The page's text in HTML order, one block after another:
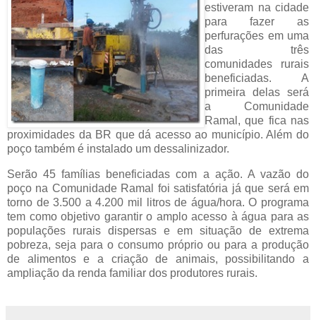
estiveram na cidade
para fazer as
perfurações em uma
das três
comunidades rurais
beneficiadas. A
primeira delas será
a Comunidade
Ramal, que fica nas
proximidades da BR que dá acesso ao município. Além do
poço também é instalado um dessalinizador.
Serão 45 famílias beneficiadas com a ação. A vazão do
poço na Comunidade Ramal foi satisfatória já que será em
torno de 3.500 a 4.200 mil litros de água/hora. O programa
tem como objetivo garantir o amplo acesso à água para as
populações rurais dispersas e em situação de extrema
pobreza, seja para o consumo próprio ou para a produção
de alimentos e a criação de animais, possibilitando a
ampliação da renda familiar dos produtores rurais.